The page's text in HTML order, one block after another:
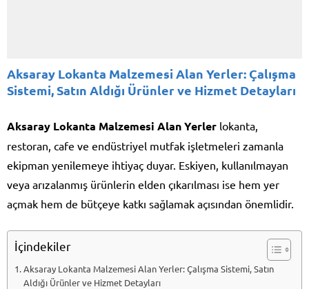
Aksaray Lokanta Malzemesi Alan Yerler: Çalışma
Sistemi, Satın Aldığı Ürünler ve Hizmet Detayları
Aksaray Lokanta Malzemesi Alan Yerler lokanta,
restoran, cafe ve endüstriyel mutfak işletmeleri zamanla
ekipman yenilemeye ihtiyaç duyar. Eskiyen, kullanılmayan
veya arızalanmış ürünlerin elden çıkarılması ise hem yer
açmak hem de bütçeye katkı sağlamak açısından önemlidir.
İçindekiler
Aksaray Lokanta Malzemesi Alan Yerler: Çalışma Sistemi, Satın
Aldığı Ürünler ve Hizmet Detayları